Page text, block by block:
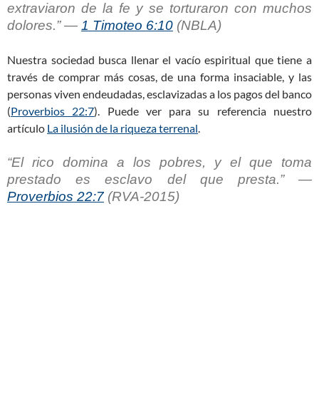
extraviaron de la fe y se torturaron con muchos
dolores.” — 1 Timoteo 6:10 (NBLA)
Nuestra sociedad busca llenar el vacío espiritual que tiene a
través de comprar más cosas, de una forma insaciable, y las
personas viven endeudadas, esclavizadas a los pagos del banco
(Proverbios 22:7). Puede ver para su referencia nuestro
artículo La ilusión de la riqueza terrenal.
“El rico domina a los pobres, y el que toma
prestado es esclavo del que presta.” —
Proverbios 22:7 (RVA-2015)